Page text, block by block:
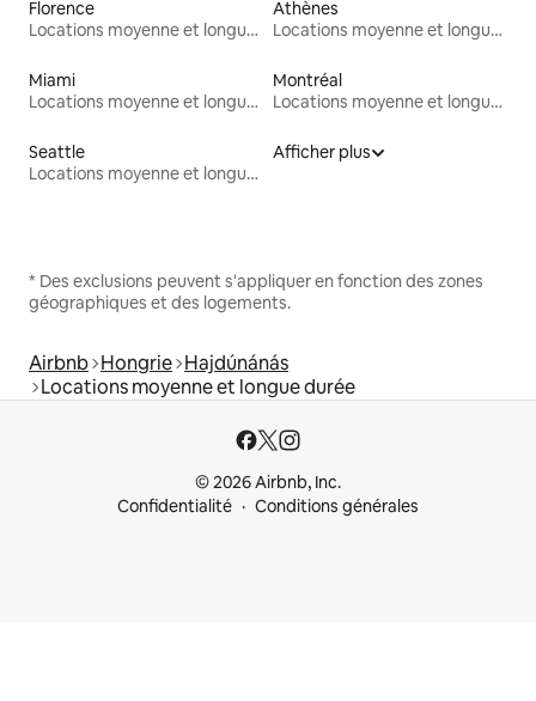
Florence
Locations moyenne et longue durée
Athènes
Locations moyenne et longue durée
Miami
Locations moyenne et longue durée
Montréal
Locations moyenne et longue durée
Seattle
Locations moyenne et longue durée
Afficher plus
* Des exclusions peuvent s'appliquer en fonction des zones
géographiques et des logements.
Airbnb Hongrie Hajdúnánás
Locations moyenne et longue durée
© 2026 Airbnb, Inc.
Confidentialité
Conditions générales